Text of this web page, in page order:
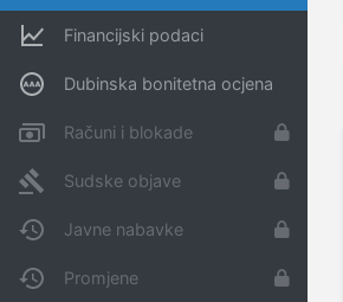
Financijski podaci
Dubinska bonitetna ocjena
Računi i blokade
Sudske objave
Javne nabavke
Promjene